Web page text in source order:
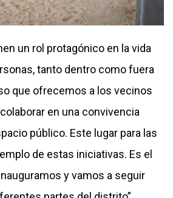
un rol protagónico en la vida
tanto dentro como fuera
que ofrecemos a los vecinos
en una convivencia
público. Este lugar para las
de estas iniciativas. Es el
y vamos a seguir